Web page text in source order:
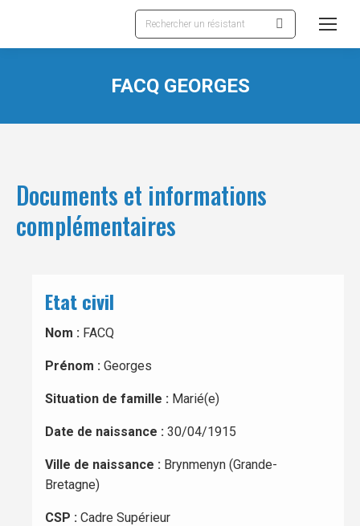
Recherche
:
FACQ GEORGES
Documents et informations
complémentaires
Etat civil
Nom : FACQ
Prénom : Georges
Situation de famille : Marié(e)
Date de naissance : 30/04/1915
Ville de naissance : Brynmenyn (Grande-
Bretagne)
CSP : Cadre Supérieur